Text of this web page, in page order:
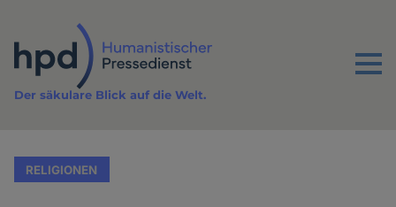
Inhalt
Menu
Der säkulare Blick auf die Welt.
RELIGIONEN